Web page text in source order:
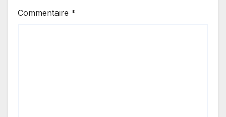
Commentaire *